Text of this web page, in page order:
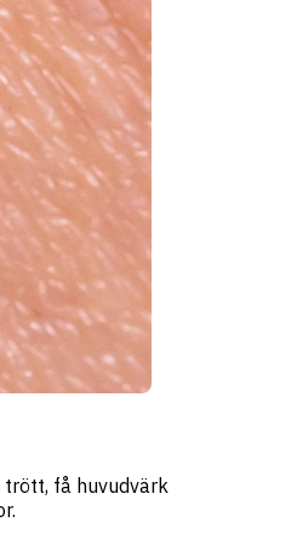
få huvudvärk